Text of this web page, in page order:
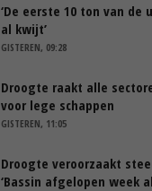
‘De eerste 10 ton van de
al kwijt’
GISTEREN, 09:28
Droogte raakt alle
voor lege schappen
GISTEREN, 11:05
Droogte veroorzaakt
‘Bassin afgelopen week